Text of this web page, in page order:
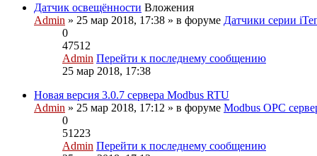
Датчик освещённости Вложения
Admin » 25 мар 2018, 17:38 » в форуме Датчики серии
0
47512
Admin Перейти к последнему сообщению
25 мар 2018, 17:38
Новая версия 3.0.7 сервера Modbus RTU
Admin » 25 мар 2018, 17:12 » в форуме Modbus OPC
0
51223
Admin Перейти к последнему сообщению